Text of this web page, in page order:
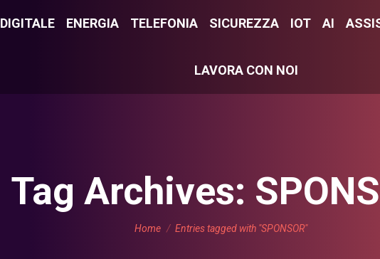
DIGITALE ENERGIA TELEFONIA SICUREZZA IOT AI
LAVORA CON NOI
Tag Archives:
You are here:
Home Entries tagged with "SPONSOR"
DIGITALE ENERGIA TELEFONIA SICUREZZA IOT AI
LAVORA CON NOI